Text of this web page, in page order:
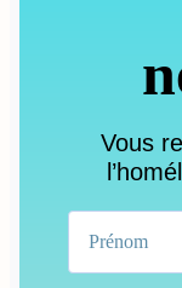
Vous